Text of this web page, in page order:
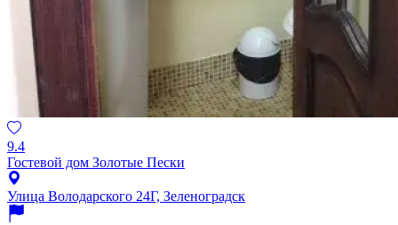
9.4
Гостевой дом Золотые Пески
Улица Володарского 24Г, Зеленоградск